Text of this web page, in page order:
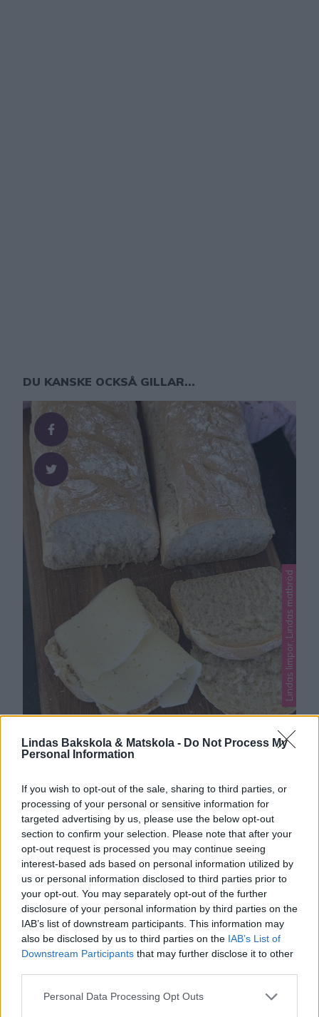
Lindas Bakskola & Matskola - Do Not Process My
Personal Information
If you wish to opt-out of the sale, sharing to third parties, or
processing of your personal or sensitive information for
targeted advertising by us, please use the below opt-out
section to confirm your selection. Please note that after your
opt-out request is processed you may continue seeing
interest-based ads based on personal information utilized by
us or personal information disclosed to third parties prior to
your opt-out. You may separately opt-out of the further
disclosure of your personal information by third parties on the
IAB’s list of downstream participants. This information may
also be disclosed by us to third parties on the IAB’s List of
Downstream Participants that may further disclose it to other
Personal Data Processing Opt Outs
DU KANSKE OCKSÅ GILLAR...
Lindas limpor, Lindas matbröd
FRUKOSTLIMPA SOM JÄSER EN GÅNG
direkt i formen. Perfekt att baka till frukost. Antingen
kallelser man degen i kylen över natten eller så jäser
degen ca 1 timme i formen i rumstemperatur.
Frukostlimpa som jäser en gång Tips! Pensla limporna
med ägg och strö över vallmofrön eller sesamfrön
innan gräddning! …